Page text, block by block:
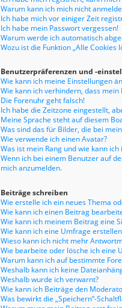
Warum kann ich mich nicht
Ich habe mich vor einiger Zeit
Ich habe mein Passwort vergessen!
Warum werde ich automatisch
Wozu ist die Funktion „Alle Cookies
Benutzerpräferenzen und -
Wie kann ich meine Einstellungen
Wie kann ich verhindern, dass
Die Forenuhr geht falsch!
Ich habe die Zeitzone eingestellt,
Meine Sprache steht auf diesem
Was sind das für Bilder, die bei
Wie verwende ich einen Avatar?
Was ist mein Rang und wie kann ich
Wenn ich bei einem Benutzer auf
mich anzumelden.
Beiträge schreiben
Wie erstelle ich ein neues Thema
Wie kann ich einen Beitrag
Wie kann ich meinem Beitrag eine
Wie kann ich eine Umfrage
Wieso kann ich nicht mehr
Wie bearbeite oder lösche ich eine
Warum kann ich auf bestimmte
Weshalb kann ich keine
Weshalb wurde ich verwarnt?
Wie kann ich Beiträge den
Was bewirkt die „Speichern“-